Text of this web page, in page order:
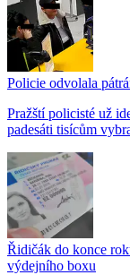
Policie odvolala
Pražští policisté už
padesáti tisícům
Řidičák do konce
výdejního boxu